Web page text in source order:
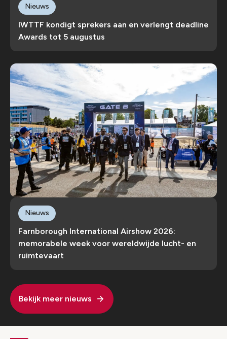
IWTTF kondigt sprekers aan en verlengt deadline
Awards tot 5 augustus
Nieuws
Farnborough International Airshow 2026:
memorabele week voor wereldwijde lucht- en
ruimtevaart
Nieuws
Bekijk meer nieuws